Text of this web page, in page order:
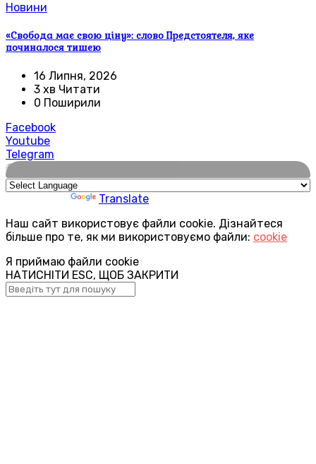
Новини
«Свобода має свою ціну»: слово Предстоятеля, яке
починалося тишею
16 Липня, 2026
3 хв Читати
0 Поширили
Facebook
Youtube
Telegram
🌍
Translate
Наш сайт використовує файли cookie. Дізнайтеся
більше про те, як ми використовуємо файли: cookie
Я приймаю файли cookie
НАТИСНІТИ ESC, ЩОБ ЗАКРИТИ